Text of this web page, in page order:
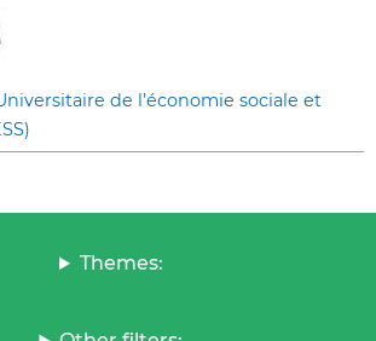
de l’économie sociale et
Themes: